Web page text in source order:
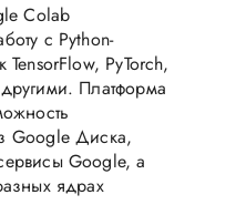
Colab
с Python-
PyTorch,
Платформа
Google Диска,
Google, а
ядрах